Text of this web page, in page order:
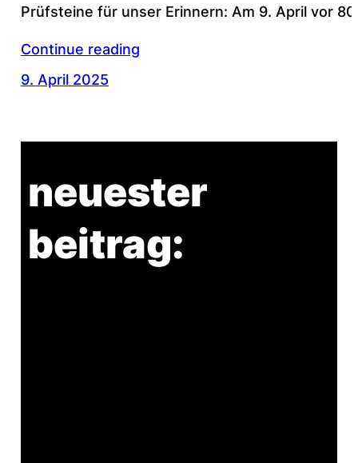
Prüfsteine für unser Erinnern: Am 9. April vor
Continue reading
9. April 2025
neuester
beitrag: